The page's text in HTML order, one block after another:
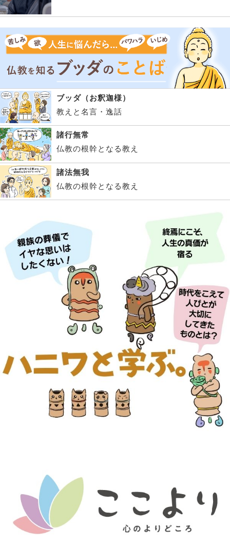
ブッダ（お釈迦様）
教えと名言・逸話
諸行無常
仏教の根幹となる教え
諸法無我
仏教の根幹となる教え